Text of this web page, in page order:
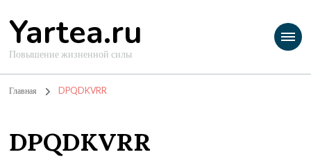
Yartea.ru
Повышение жизненной силы
Главная DPQDKVRR
DPQDKVRR